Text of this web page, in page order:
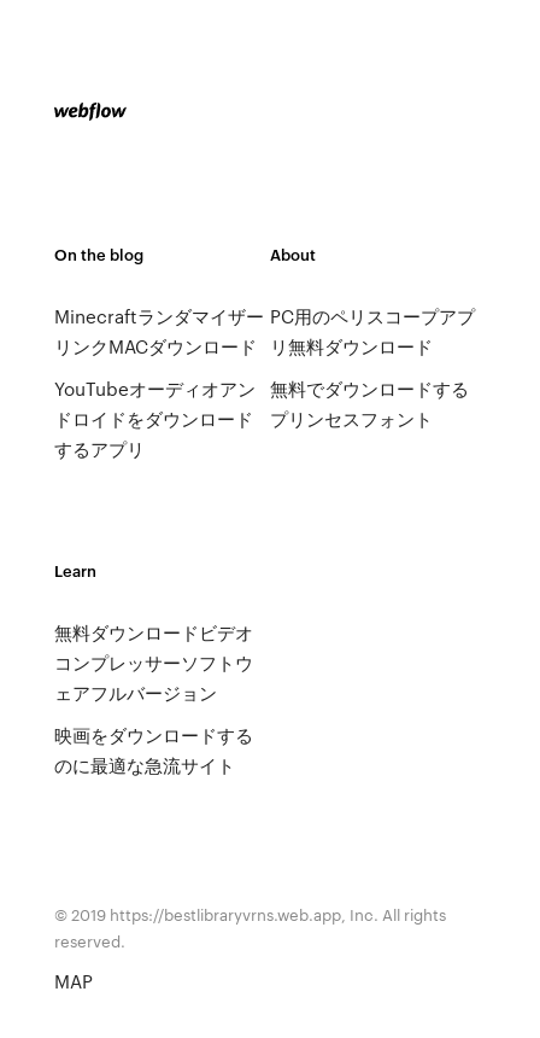
On the blog
Minecraftランダマイザー
リンクMACダウンロード
YouTubeオーディオアン
ドロイドをダウンロード
するアプリ
About
PC用のペリスコープアプ
リ無料ダウンロード
無料でダウンロードする
プリンセスフォント
Learn
無料ダウンロードビデオ
コンプレッサーソフトウ
ェアフルバージョン
映画をダウンロードする
のに最適な急流サイト
© 2019 https://bestlibraryvrns.web.app, Inc. All rights
reserved.
MAP